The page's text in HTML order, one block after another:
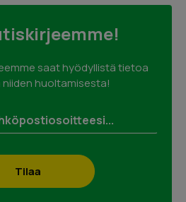
saat hyödyllistä tietoa
niiden huoltamisesta!